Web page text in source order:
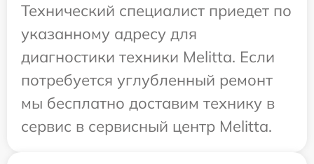
Технический специалист приедет по
указанному адресу для
диагностики техники Melitta. Если
потребуется углубленный ремонт
мы бесплатно доставим технику в
сервис в сервисный центр Melitta.